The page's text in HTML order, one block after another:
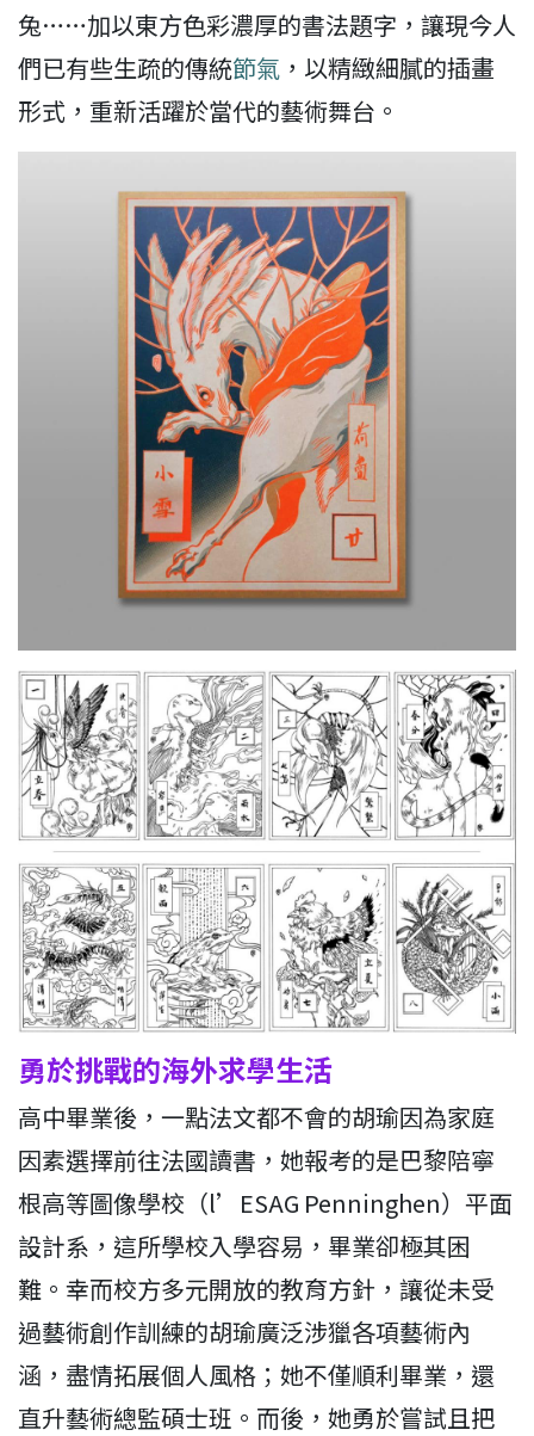
兔……加以東方色彩濃厚的書法題字，讓現今人
們已有些生疏的傳統節氣 ，以精緻細膩的插畫
形式，重新活躍於當代的藝術舞台。
勇於挑戰的海外求學生活
高中畢業後，一點法文都不會的胡瑜因為家庭
因素選擇前往法國讀書，她報考的是巴黎陪寧
根高等圖像學校（l’ESAG Penninghen）平面
設計系，這所學校入學容易，畢業卻極其困
難。幸而校方多元開放的教育方針，讓從未受
過藝術創作訓練的胡瑜廣泛涉獵各項藝術內
涵，盡情拓展個人風格；她不僅順利畢業，還
直升藝術總監碩士班。而後，她勇於嘗試且把